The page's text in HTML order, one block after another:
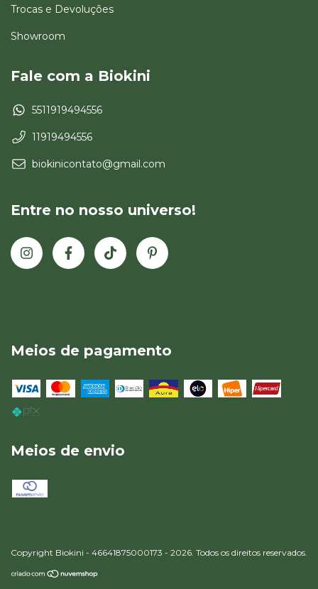
Trocas e Devoluções
Showroom
Fale com a Biokini
5511919494556
11919494556
biokinicontato@gmail.com
Entre no nosso universo!
Meios de pagamento
Meios de envio
Copyright Biokini - 46641875000173 - 2026. Todos os direitos reservados.